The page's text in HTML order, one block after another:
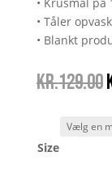
• Tåler
• Blankt
kr.129.00
Size